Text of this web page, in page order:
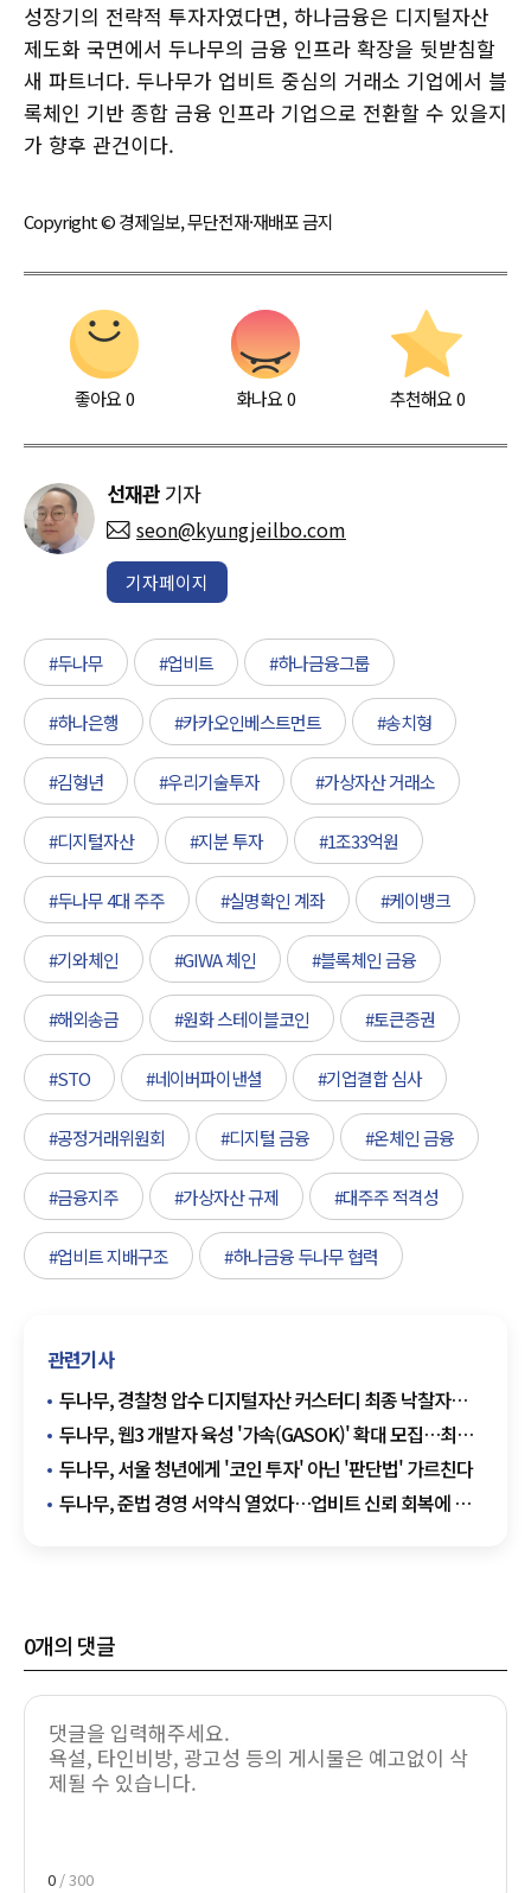
성장기의 전략적 투자자였다면, 하나금융은 디지털자산
제도화 국면에서 두나무의 금융 인프라 확장을 뒷받침할
새 파트너다. 두나무가 업비트 중심의 거래소 기업에서 블
록체인 기반 종합 금융 인프라 기업으로 전환할 수 있을지
가 향후 관건이다.
Copyright © 경제일보, 무단전재·재배포 금지
좋아요0 화나요0 추천해요 0
선재관 기자
seon@kyungjeilbo.com
기자페이지
#두나무 #업비트 #하나금융그룹
#하나은행 #카카오인베스트먼트 #송치형
#김형년 #우리기술투자 #가상자산 거래소
#디지털자산 #지분 투자 #1조33억원
#두나무 4대 주주 #실명확인 계좌 #케이뱅크
#기와체인 #GIWA 체인 #블록체인 금융
#해외송금 #원화 스테이블코인 #토큰증권
#STO #네이버파이낸셜 #기업결합 심사
#공정거래위원회 #디지털 금융 #온체인 금융
#금융지주 #가상자산 규제 #대주주 적격성
#업비트 지배구조 #하나금융 두나무 협력
관련기사
두나무, 경찰청 압수 디지털자산 커스터디 최종 낙찰자
선정
두나무, 웹3 개발자 육성 '가속(GASOK)' 확대 모집…최대
10만달러 지원
두나무, 서울 청년에게 '코인 투자' 아닌 '판단법' 가르친다
두나무, 준법 경영 서약식 열었다…업비트 신뢰 회복에 힘
0개의 댓글
0 / 300